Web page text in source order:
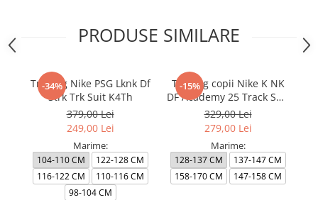
PRODUSE SIMILARE
-34%
Trening Nike PSG Lknk Df
Strk Trk Suit K4Th
379,00 Lei
249,00 Lei
Marime:
104-110 CM
122-128 CM
116-122 CM
110-116 CM
98-104 CM
-15%
Trening copii Nike K NK
DF Academy 25 Track Suit
K -Pd
329,00 Lei
279,00 Lei
Marime:
128-137 CM
137-147 CM
158-170 CM
147-158 CM